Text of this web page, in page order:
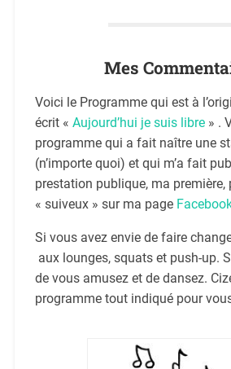
Mes
Voici le Programme qui est à
écrit « Aujourd’hui je suis libre» .
programme qui a fait naître une
(n’importe quoi) et qui m’a fait
prestation publique, ma première,
« suiveux » sur ma page
Si vous avez envie de faire
aux lounges, squats et push-up.
de vous amusez et de dansez.
programme tout indiqué pour